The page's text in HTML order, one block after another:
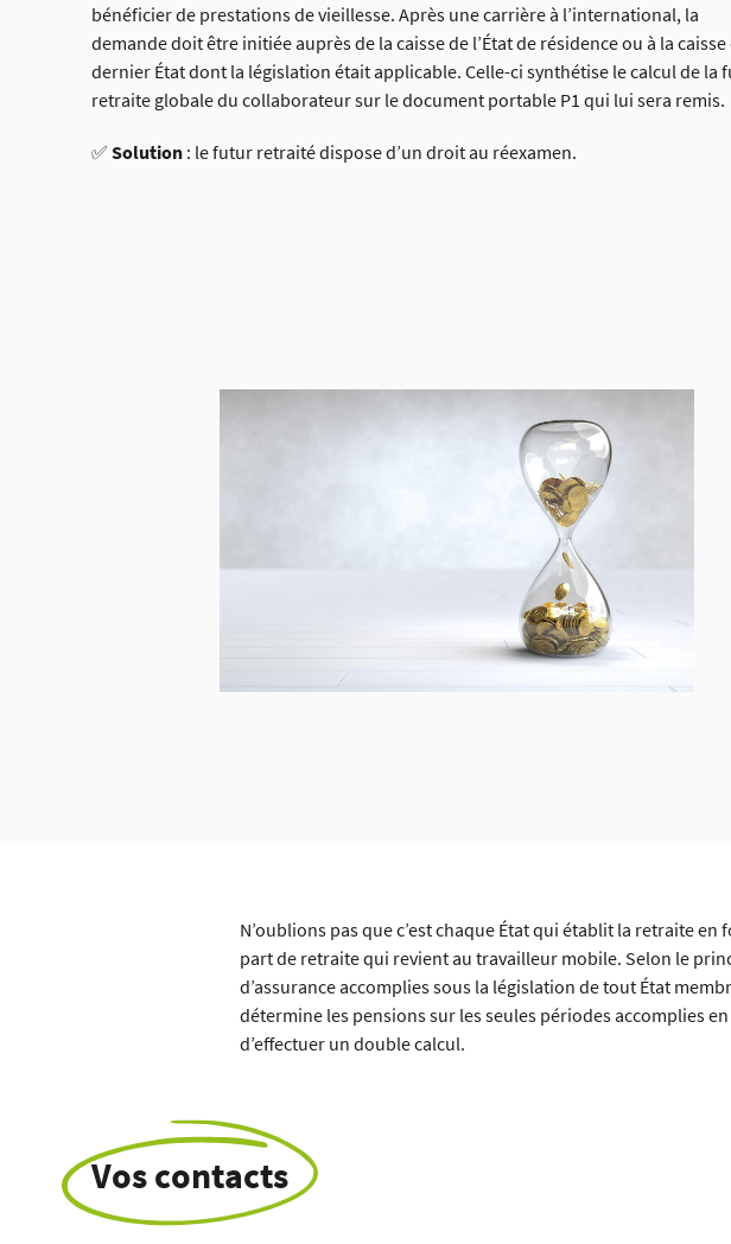
bénéficier de prestations de vieillesse. Après une carrière à l’international, la
demande doit être initiée auprès de la caisse de l’État de résidence ou à la caisse
dernier État dont la législation était applicable. Celle-ci synthétise le calcul de la
retraite globale du collaborateur sur le document portable P1 qui lui sera remis.
✅ Solution : le futur retraité dispose d’un droit au réexamen.
N’oublions pas que c’est chaque État qui établit la retraite
part de retraite qui revient au travailleur mobile. Selon le
d’assurance accomplies sous la législation de tout État
détermine les pensions sur les seules périodes accomplies
d’effectuer un double calcul.
Vos contacts